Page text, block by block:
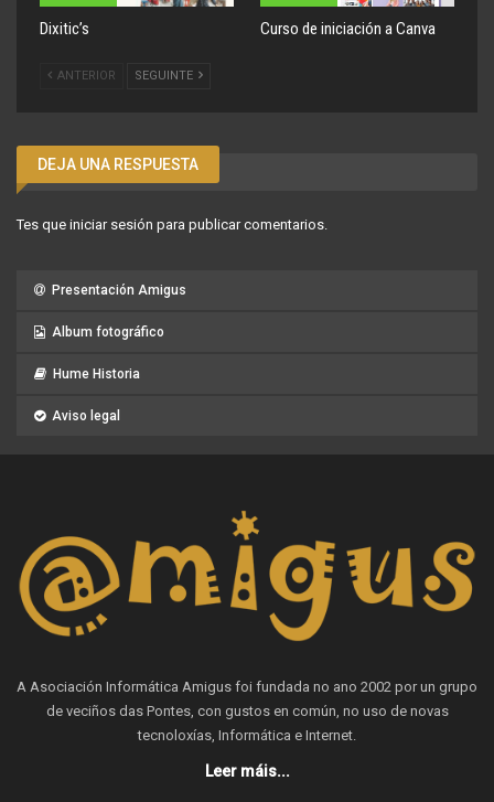
Dixitic’s Curso de iniciación a Canva
ANTERIOR SEGUINTE
DEJA UNA RESPUESTA
Tes que iniciar sesión para publicar comentarios.
Presentación Amigus
Album fotográfico
Hume Historia
Aviso legal
A Asociación Informática Amigus foi fundada no ano 2002 por un grupo
de veciños das Pontes, con gustos en común, no uso de novas
tecnoloxías, Informática e Internet.
Leer máis...